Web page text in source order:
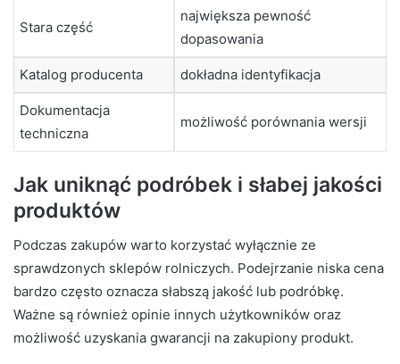
Stara część
największa pewność
dopasowania
Katalog producenta dokładna identyfikacja
Dokumentacja
techniczna
możliwość porównania wersji
Jak uniknąć podróbek i słabej jakości
produktów
Podczas zakupów warto korzystać wyłącznie ze
sprawdzonych sklepów rolniczych. Podejrzanie niska cena
bardzo często oznacza słabszą jakość lub podróbkę.
Ważne są również opinie innych użytkowników oraz
możliwość uzyskania gwarancji na zakupiony produkt.